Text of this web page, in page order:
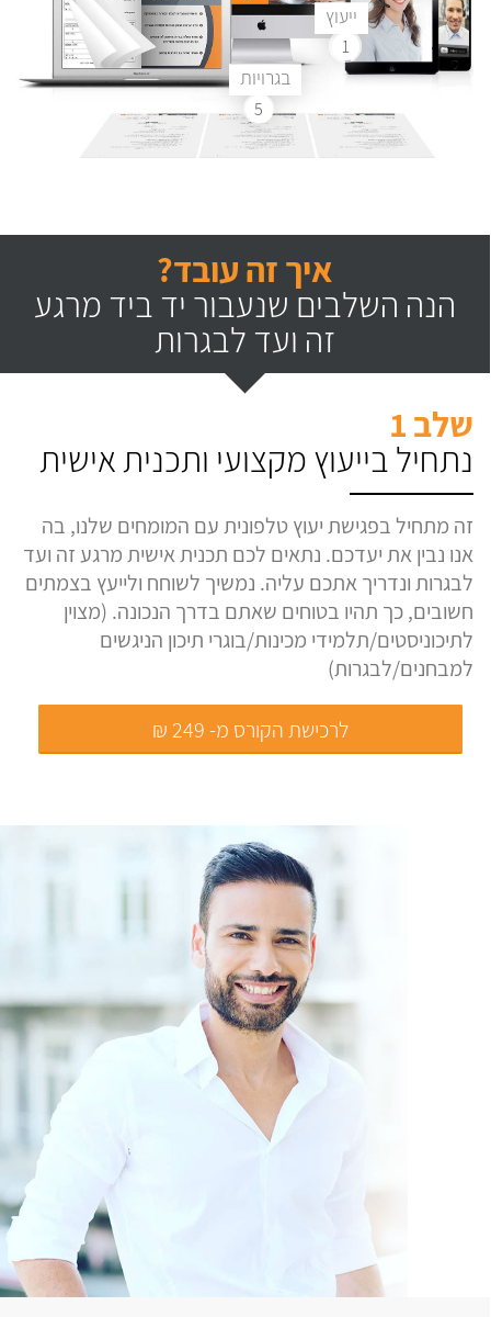
ייעוץ
1
בגרויות
5
איך זה עובד?
הנה השלבים שנעבור יד ביד מרגע
זה ועד לבגרות
שלב 1
נתחיל בייעוץ מקצועי ותכנית אישית
זה מתחיל בפגישת יעוץ טלפונית עם המומחים שלנו, בה
אנו נבין את יעדכם. נתאים לכם תכנית אישית מרגע זה ועד
לבגרות ונדריך אתכם עליה. נמשיך לשוחח ולייעץ בצמתים
חשובים, כך תהיו בטוחים שאתם בדרך הנכונה. (מצוין
לתיכוניסטים/תלמידי מכינות/בוגרי תיכון הניגשים
למבחנים/לבגרות)
לרכישת הקורס מ- 249 ₪